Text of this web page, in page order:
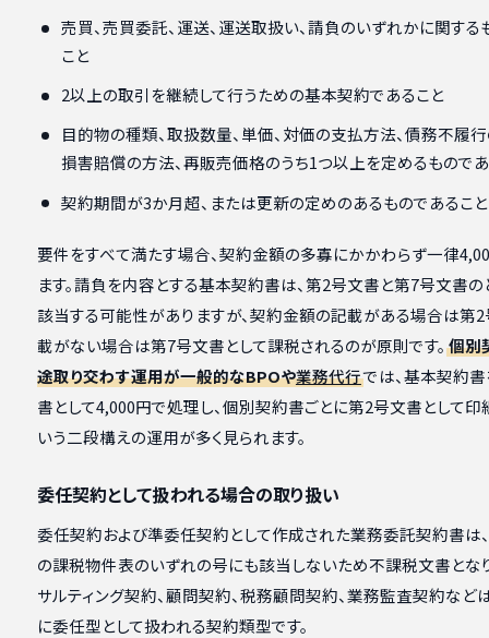
売買、売買委託、運送、運送取扱い、請負のいずれかに関する
こと
2以上の取引を継続して行うための基本契約であること
目的物の種類、取扱数量、単価、対価の支払方法、債務不履
損害賠償の方法、再販売価格のうち1つ以上を定めるもので
契約期間が3か月超、または更新の定めのあるものであること
要件をすべて満たす場合、契約金額の多寡にかかわらず一律
ます。請負を内容とする基本契約書は、第2号文書と第7号文書の
該当する可能性がありますが、契約金額の記載がある場合は第2
載がない場合は第7号文書として課税されるのが原則です。 個別
途取り交わす運用が一般的なBPOや業務代行では、基本契約
書として4,000円で処理し、個別契約書ごとに第2号文書として印
いう二段構えの運用が多く見られます。
委任契約として扱われる場合の取り扱い
委任契約および準委任契約として作成された業務委託契約書は
の課税物件表のいずれの号にも該当しないため不課税文書とな
サルティング契約、顧問契約、税務顧問契約、業務監査契約など
に委任型として扱われる契約類型です。